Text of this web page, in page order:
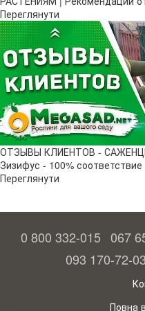
Переглянути
ОТЗЫВЫ КЛИЕНТОВ -
Зизифус - 100% соответствие
Переглянути
0 800 332-015 067
093 170-72-03
Повна